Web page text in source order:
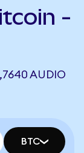
-
AUDIO
BTC